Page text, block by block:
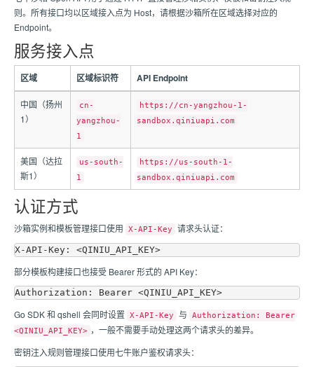
则。所有接口均以区域接入点为 Host，请根据沙箱所在区域选择对应的
Endpoint。
服务接入点
区域 区域标识符 API Endpoint
中国（扬州
1）
cn-
yangzhou-
1
https://cn-yangzhou-1-
sandbox.qiniuapi.com
美国（达拉
斯1）
us-south-
1
https://us-south-1-
sandbox.qiniuapi.com
认证方式
沙箱实例和模板管理接口使用 X-API-Key 请求头认证：
部分模板构建接口也接受 Bearer 形式的 API Key：
Go SDK 和 qshell 会同时设置 X-API-Key 与
Authorization: Bearer
<QINIU_API_KEY> ，一般不需要手动处理这两个请求头的差异。
密钥注入规则管理接口使用七牛账户鉴权请求头：